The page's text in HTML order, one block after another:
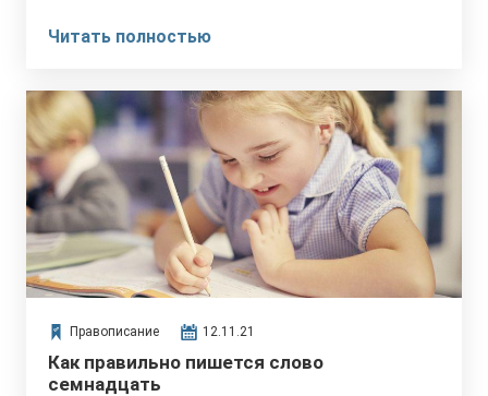
Читать полностью
Правописание 12.11.21
Как правильно пишется слово
семнадцать